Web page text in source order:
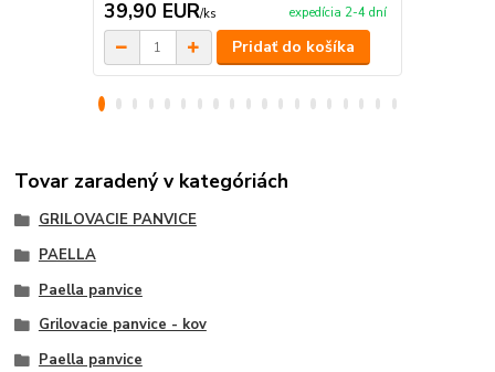
39,90 EUR/ks expedícia 2-4 dní
Pridať do košíka
Tovar zaradený v kategóriách
GRILOVACIE PANVICE
PAELLA
Paella panvice
Grilovacie panvice - kov
Paella panvice